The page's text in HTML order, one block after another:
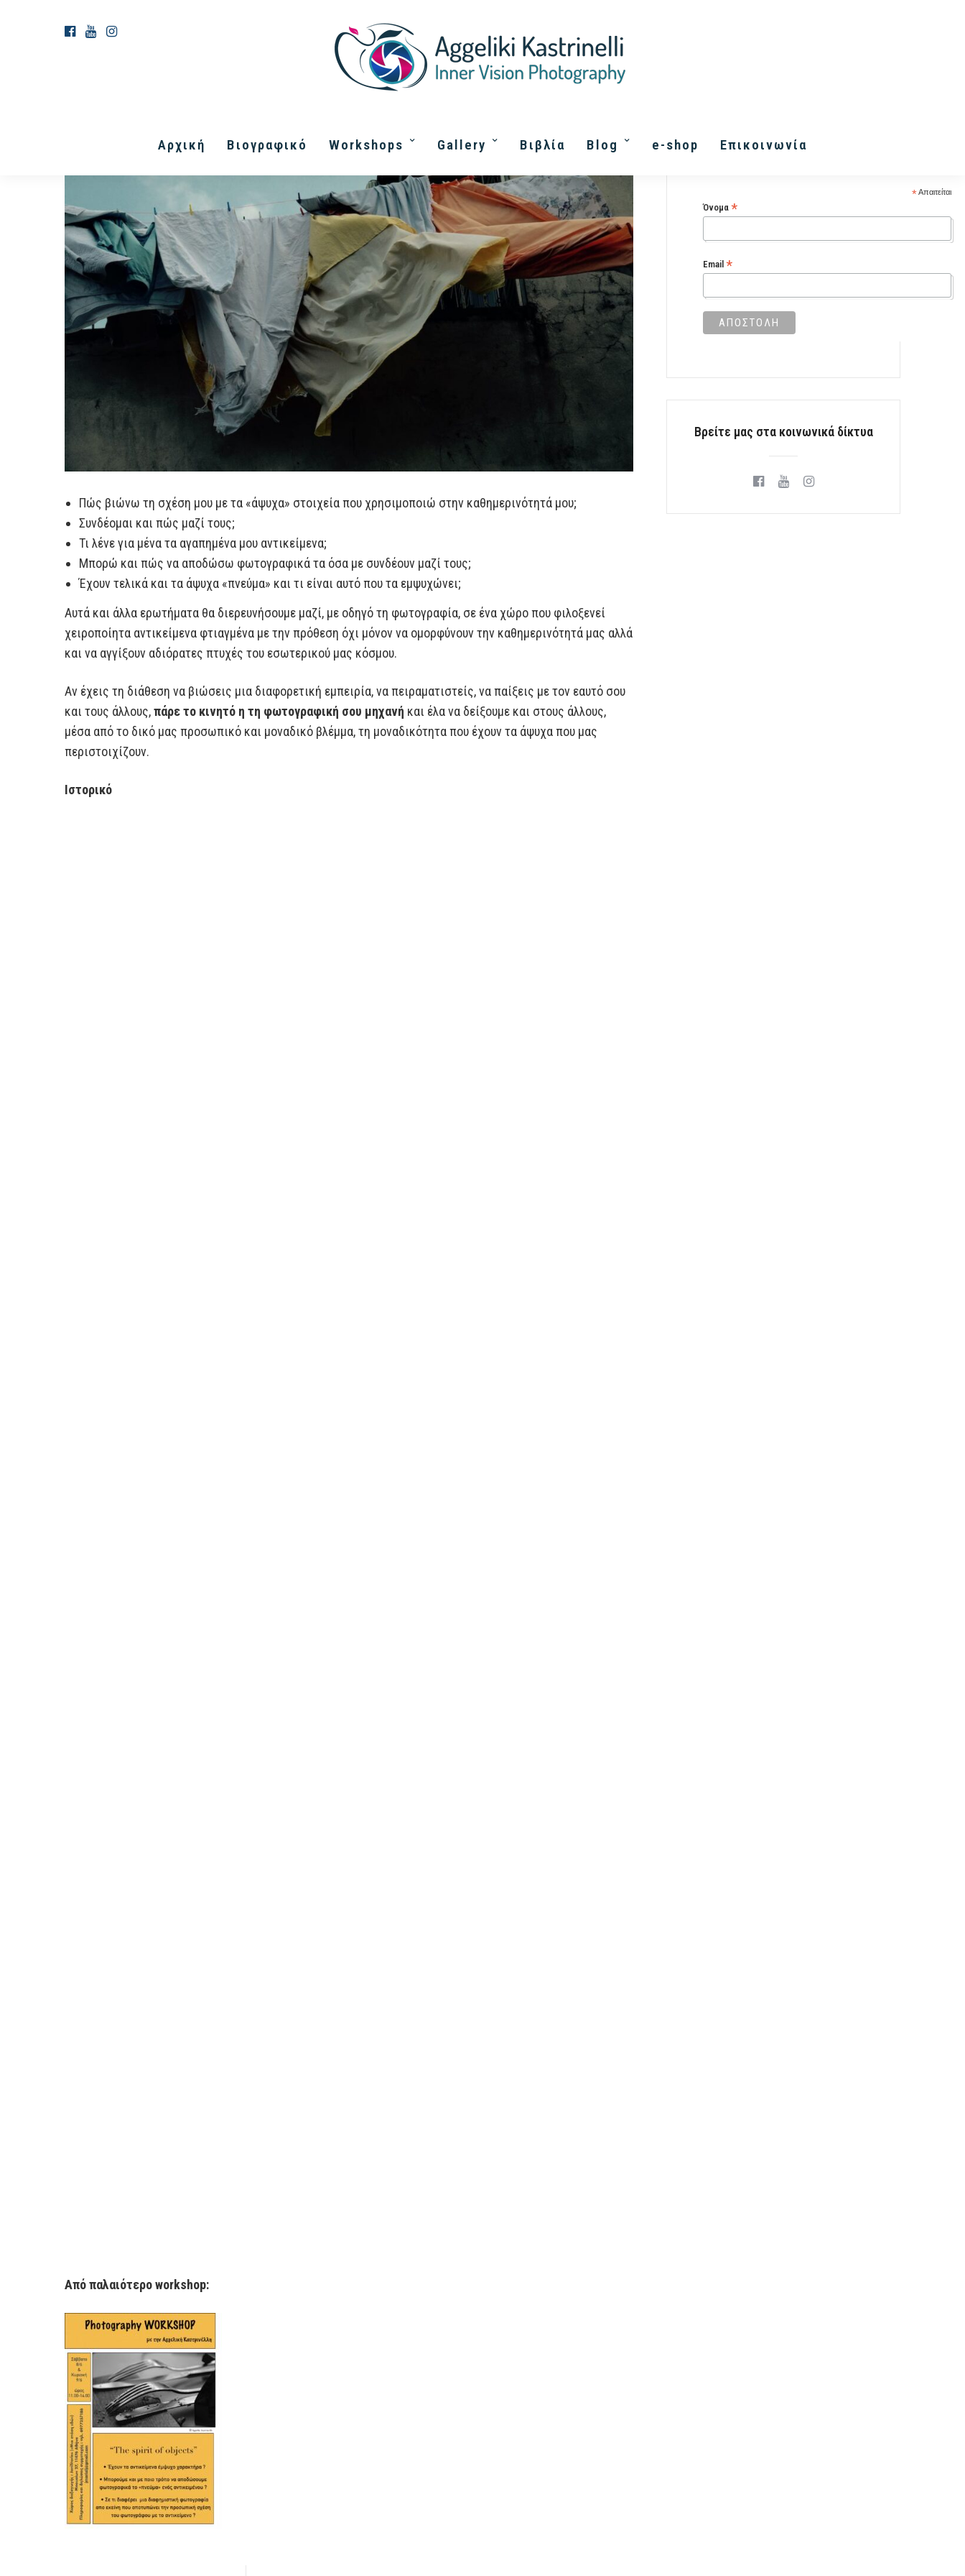
Αρχική Βιογραφικό Workshops Gallery Βιβλία Blog e-shop Επικοινωνία
Πώς βιώνω τη σχέση μου με τα «άψυχα» στοιχεία που χρησιμοποιώ στην καθημερινότητά μου;
Συνδέομαι και πώς μαζί τους;
Τι λένε για μένα τα αγαπημένα μου αντικείμενα;
Μπορώ και πώς να αποδώσω φωτογραφικά τα όσα με συνδέουν μαζί τους;
Έχουν τελικά και τα άψυχα «πνεύμα» και τι είναι αυτό που τα εμψυχώνει;
Αυτά και άλλα ερωτήματα θα διερευνήσουμε μαζί, με οδηγό τη φωτογραφία, σε ένα χώρο που φιλοξενεί
χειροποίητα αντικείμενα φτιαγμένα με την πρόθεση όχι μόνον να ομορφύνουν την καθημερινότητά μας αλλά
και να αγγίξουν αδιόρατες πτυχές του εσωτερικού μας κόσμου.
Αν έχεις τη διάθεση να βιώσεις μια διαφορετική εμπειρία, να πειραματιστείς, να παίξεις με τον εαυτό σου
και τους άλλους,πάρε το κινητό η τη φωτογραφική σου μηχανή και έλα να δείξουμε και στους άλλους,
μέσα από το δικό μας προσωπικό και μοναδικό βλέμμα, τη μοναδικότητα που έχουν τα άψυχα που μας
περιστοιχίζουν.
Ιστορικό
Από παλαιότερο workshop:
Εγγραφή στα Inner Vision
*Απαιτείται
Όνομα*
Email*
Βρείτε μας στα κοινωνικά δίκτυα